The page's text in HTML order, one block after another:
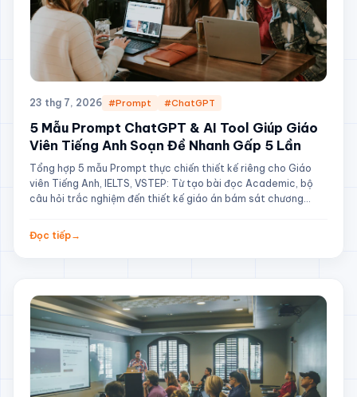
23 thg 7, 2026 #Prompt #ChatGPT
5 Mẫu Prompt ChatGPT & AI Tool Giúp Giáo
Viên Tiếng Anh Soạn Đề Nhanh Gấp 5 Lần
Tổng hợp 5 mẫu Prompt thực chiến thiết kế riêng cho Giáo
viên Tiếng Anh, IELTS, VSTEP: Từ tạo bài đọc Academic, bộ
câu hỏi trắc nghiệm đến thiết kế giáo án bám sát chương
Đọc tiếp→